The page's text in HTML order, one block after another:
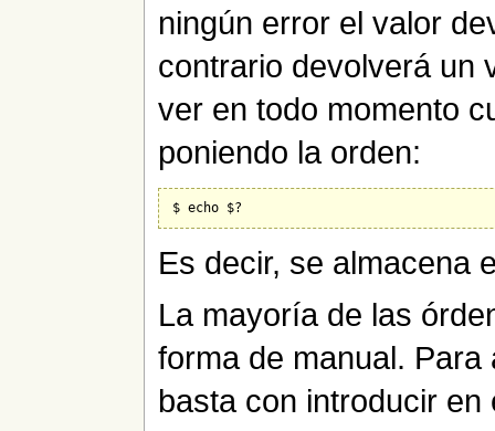
ningún error el valor
contrario devolverá un
ver en todo momento
poniendo la orden:
Es decir, se almacena
La mayoría de las
forma de manual.
basta con introducir en